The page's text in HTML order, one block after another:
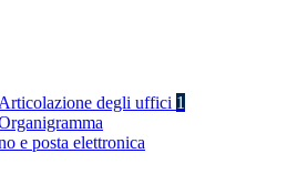
Articolazione degli uffici 1
e posta elettronica